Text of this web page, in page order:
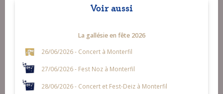
Voir aussi
La gallésie en fête 2026
26/06/2026 - Concert à Monterfil
27/06/2026 - Fest Noz à Monterfil
28/06/2026 - Concert et Fest-Deiz à Monterfil